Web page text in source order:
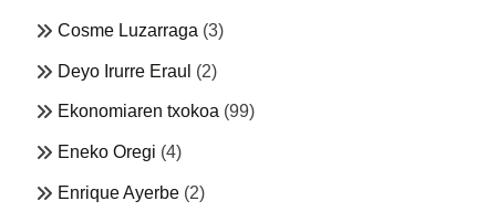
Cosme Luzarraga (3)
Deyo Irurre Eraul (2)
Ekonomiaren txokoa (99)
Eneko Oregi (4)
Enrique Ayerbe (2)